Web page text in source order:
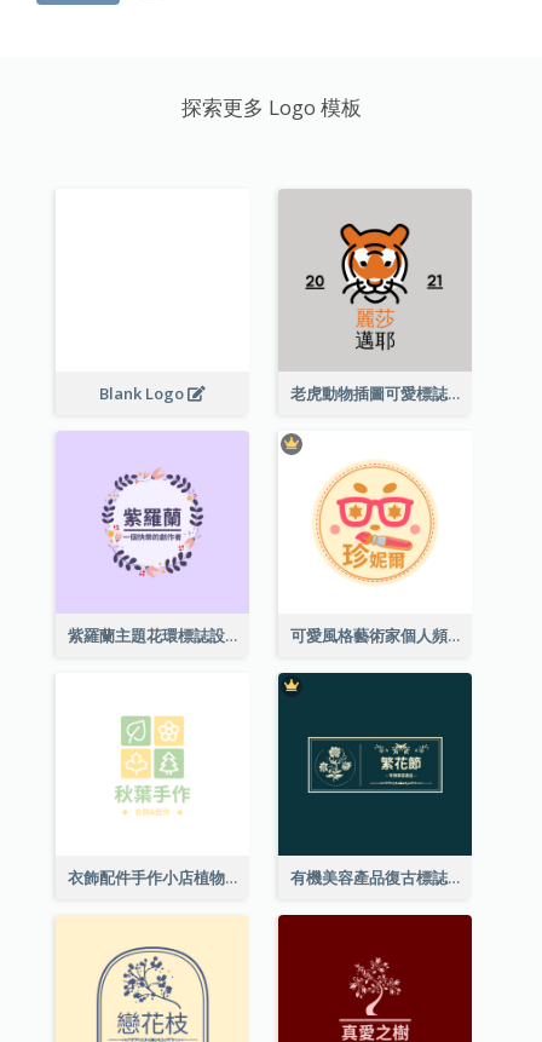
探索更多 Logo 模板
Blank Logo 老虎動物插圖可愛標誌
紫羅蘭主題花環標誌設計 可愛風格藝術家個人頻道標誌
衣飾配件手作小店植物主題標誌設計 有機美容產品復古標誌